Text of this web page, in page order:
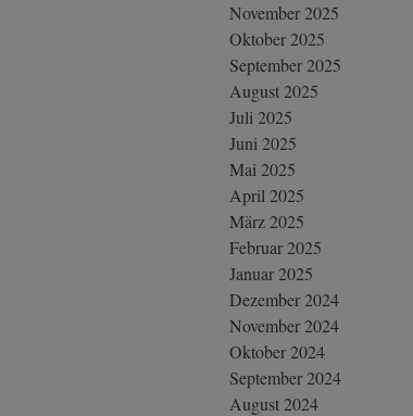
November 2025
Oktober 2025
September 2025
August 2025
Juli 2025
Juni 2025
Mai 2025
April 2025
März 2025
Februar 2025
Januar 2025
Dezember 2024
November 2024
Oktober 2024
September 2024
August 2024